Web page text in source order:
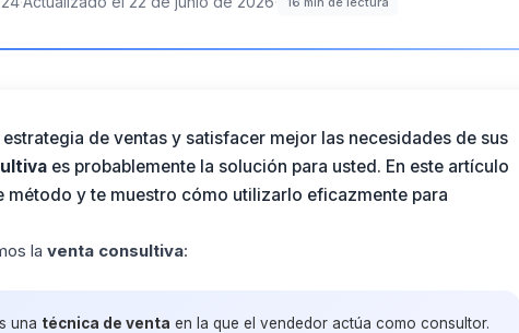
de ventas y satisfacer mejor las necesidades de sus
es probablemente la solución para usted. En este artículo
método y te muestro cómo utilizarlo eficazmente para
la venta consultiva:
una técnica de venta en la que el vendedor actúa como consultor.